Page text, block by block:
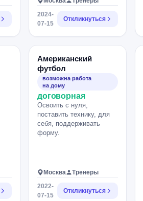
2024-
07-15
Откликнуться
Американский
футбол
возможна работа
на дому
договорная
Освоить с нуля,
поставить технику, для
себя, поддерживать
форму.
Москва
Тренеры
2022-
07-15
Откликнуться